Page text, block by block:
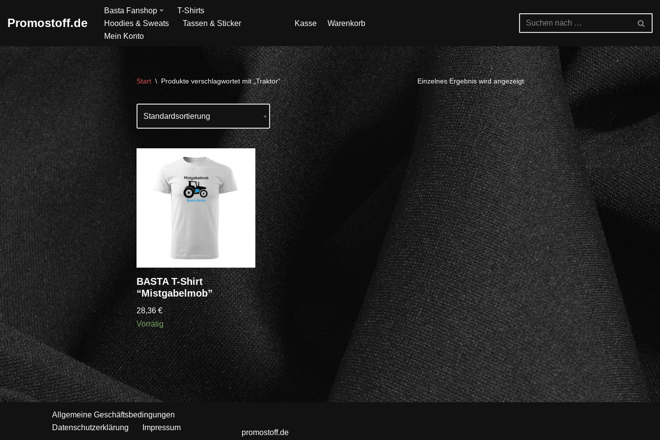
Zum
springen
Promostoff.de
Basta Fanshop
T-Shirts
Hoodies & Sweats
Tassen & Sticker
Mein Konto
Kasse Warenkorb
Start \ Produkte verschlagwortet mit „Traktor“ Einzelnes Ergebnis wird angezeigt
BASTA T-Shirt
“Mistgabelmob”
28,36€
Vorrätig
Allgemeine Geschäftsbedingungen
Datenschutzerklärung
Impressum
promostoff.de